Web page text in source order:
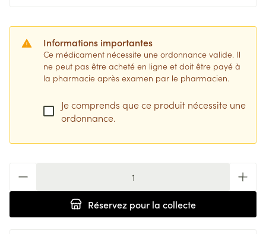
Informations importantes
Ce médicament nécessite une ordonnance valide. Il
ne peut pas être acheté en ligne et doit être payé à
la pharmacie après examen par le pharmacien.
Je comprends que ce produit nécessite une
ordonnance.
Réservez pour la collecte